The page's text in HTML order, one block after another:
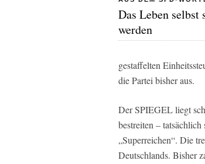
Das Leben
werden
gestaffelten
die Partei bisher aus.
Der SPIEGEL liegt
bestreiten –
„Superreichen“. Die
Deutschlands. Bisher